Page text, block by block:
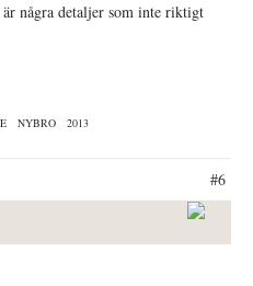
några detaljer som inte riktigt
NYBRO 2013
#6